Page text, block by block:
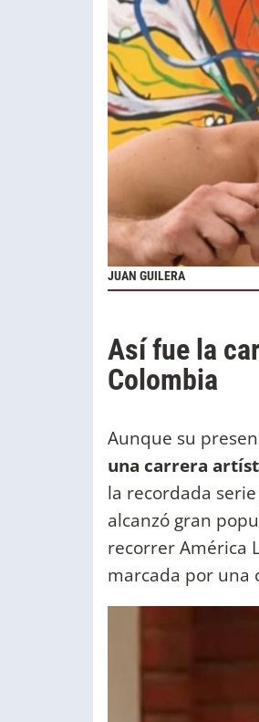
JUAN GUILERA
Así fue la
Colombia
Aunque su
una carrera
la recordada
alcanzó gran
recorrer América
marcada por una